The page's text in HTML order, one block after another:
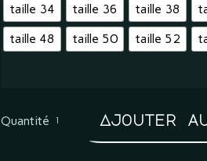
taille 34 taille 36 taille 38
taille 48
taille 50 taille 52
Quantité Ajouter